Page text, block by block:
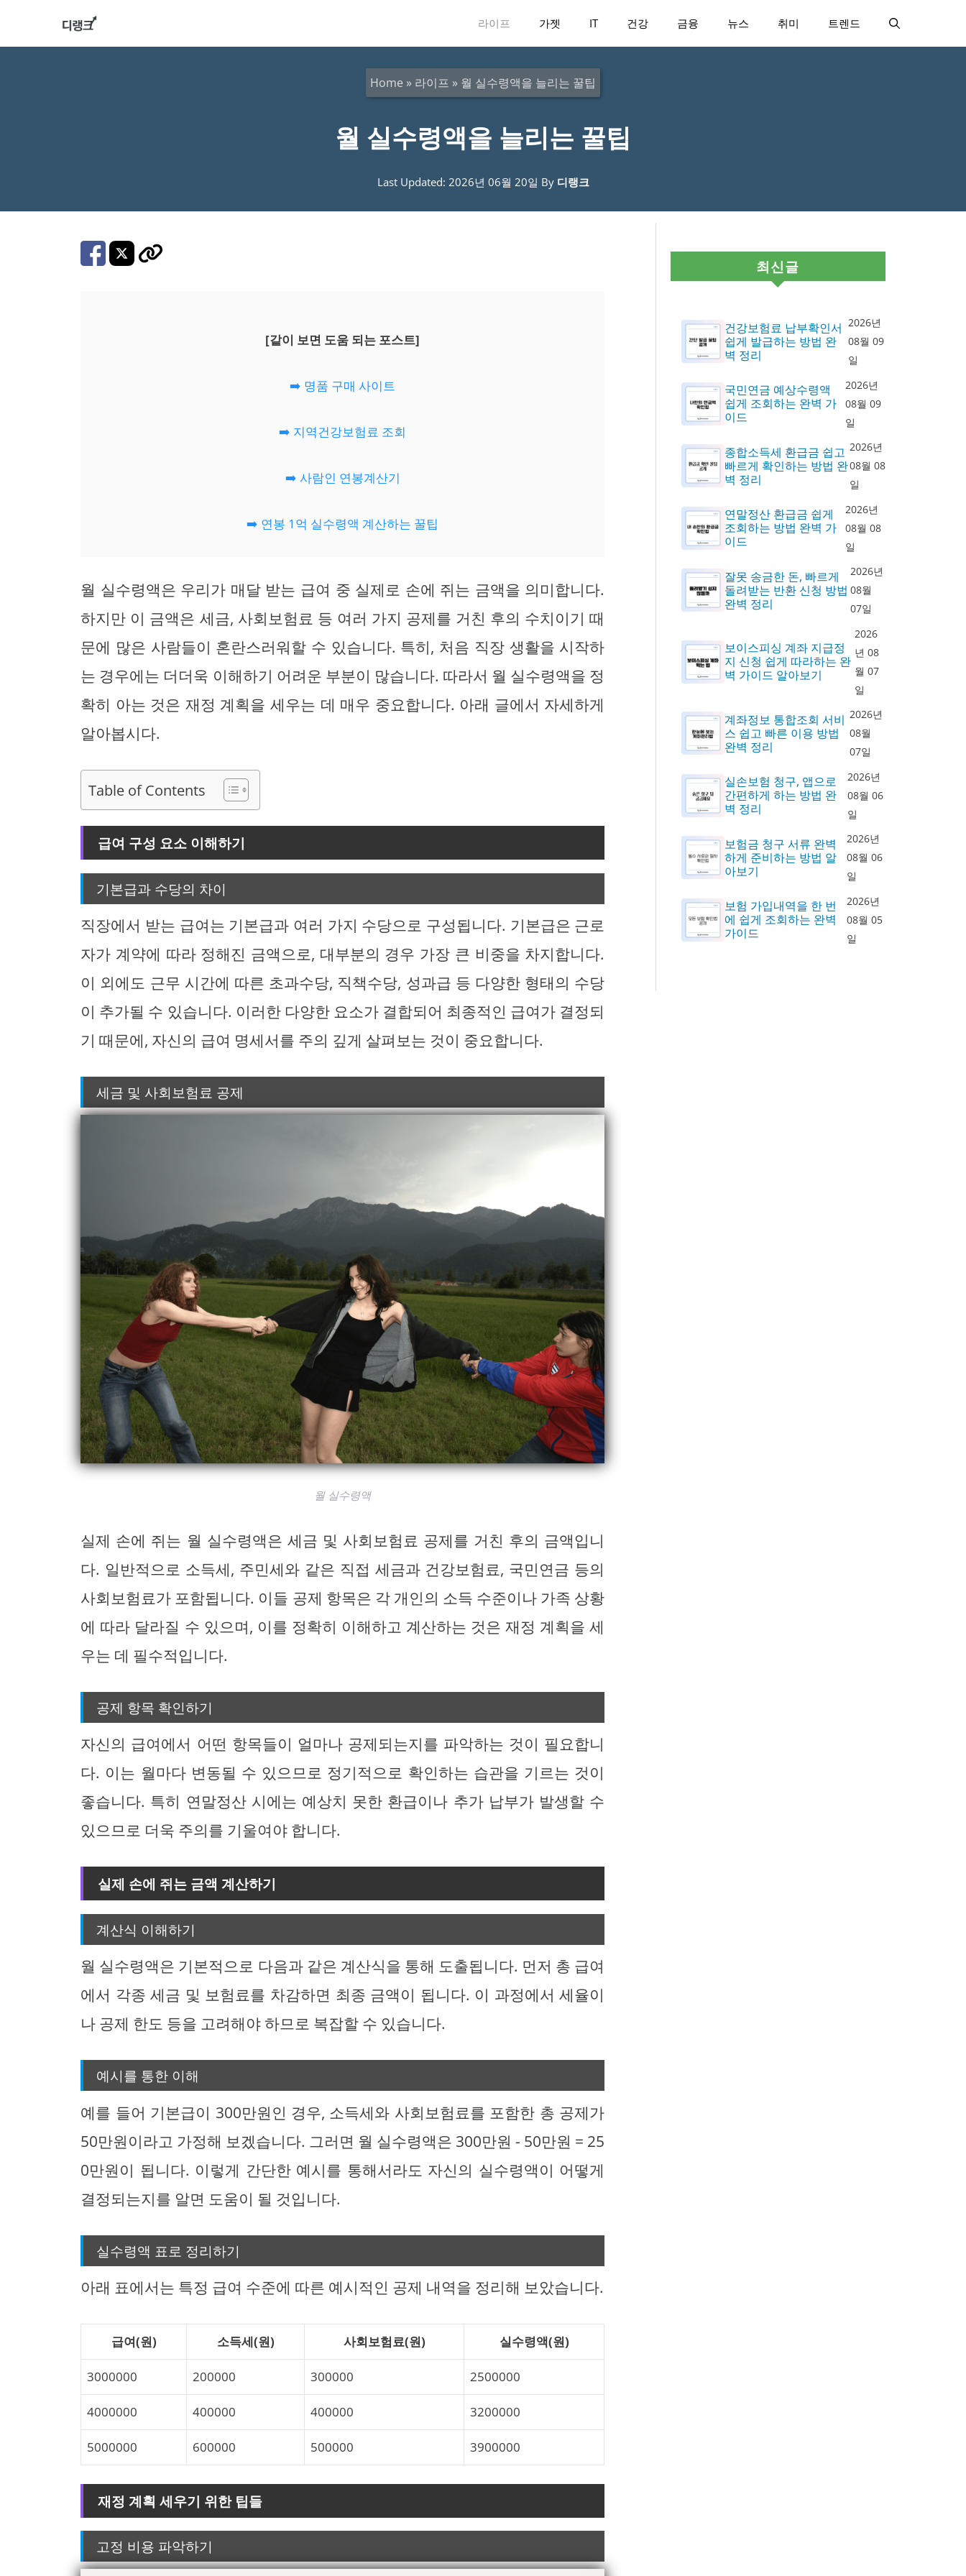
라이프 가젯 IT 건강 금융 뉴스 취미 트렌드
Home » 라이프 » 월 실수령액을 늘리는 꿀팁
월 실수령액을 늘리는 꿀팁
Last Updated: 2026년 06월 20일 By 디랭크
[같이 보면 도움 되는 포스트]
➡️ 명품 구매 사이트
➡️ 지역건강보험료 조회
➡️ 사람인 연봉계산기
➡️ 연봉 1억 실수령액 계산하는 꿀팁
월 실수령액은 우리가 매달 받는 급여 중 실제로 손에 쥐는 금액을 의미합니다.
하지만 이 금액은 세금, 사회보험료 등 여러 가지 공제를 거친 후의 수치이기 때
문에 많은 사람들이 혼란스러워할 수 있습니다. 특히, 처음 직장 생활을 시작하
는 경우에는 더더욱 이해하기 어려운 부분이 많습니다. 따라서 월 실수령액을 정
확히 아는 것은 재정 계획을 세우는 데 매우 중요합니다. 아래 글에서 자세하게
알아봅시다.
Table of Contents
급여 구성 요소 이해하기
기본급과 수당의 차이
직장에서 받는 급여는 기본급과 여러 가지 수당으로 구성됩니다. 기본급은 근로
자가 계약에 따라 정해진 금액으로, 대부분의 경우 가장 큰 비중을 차지합니다.
이 외에도 근무 시간에 따른 초과수당, 직책수당, 성과급 등 다양한 형태의 수당
이 추가될 수 있습니다. 이러한 다양한 요소가 결합되어 최종적인 급여가 결정되
기 때문에, 자신의 급여 명세서를 주의 깊게 살펴보는 것이 중요합니다.
세금 및 사회보험료 공제
월 실수령액
실제 손에 쥐는 월 실수령액은 세금 및 사회보험료 공제를 거친 후의 금액입니
다. 일반적으로 소득세, 주민세와 같은 직접 세금과 건강보험료, 국민연금 등의
사회보험료가 포함됩니다. 이들 공제 항목은 각 개인의 소득 수준이나 가족 상황
에 따라 달라질 수 있으며, 이를 정확히 이해하고 계산하는 것은 재정 계획을 세
우는 데 필수적입니다.
공제 항목 확인하기
자신의 급여에서 어떤 항목들이 얼마나 공제되는지를 파악하는 것이 필요합니
다. 이는 월마다 변동될 수 있으므로 정기적으로 확인하는 습관을 기르는 것이
좋습니다. 특히 연말정산 시에는 예상치 못한 환급이나 추가 납부가 발생할 수
있으므로 더욱 주의를 기울여야 합니다.
실제 손에 쥐는 금액 계산하기
계산식 이해하기
월 실수령액은 기본적으로 다음과 같은 계산식을 통해 도출됩니다. 먼저 총 급여
에서 각종 세금 및 보험료를 차감하면 최종 금액이 됩니다. 이 과정에서 세율이
나 공제 한도 등을 고려해야 하므로 복잡할 수 있습니다.
예시를 통한 이해
예를 들어 기본급이 300만원인 경우, 소득세와 사회보험료를 포함한 총 공제가
50만원이라고 가정해 보겠습니다. 그러면 월 실수령액은 300만원 - 50만원 = 25
0만원이 됩니다. 이렇게 간단한 예시를 통해서라도 자신의 실수령액이 어떻게
결정되는지를 알면 도움이 될 것입니다.
실수령액 표로 정리하기
아래 표에서는 특정 급여 수준에 따른 예시적인 공제 내역을 정리해 보았습니다.
급여(원) 소득세(원) 사회보험료(원) 실수령액(원)
3000000 200000 300000 2500000
4000000 400000 400000 3200000
5000000 600000 500000 3900000
재정 계획 세우기 위한 팁들
고정 비용 파악하기
최신글
건강보험료 납부확인서
쉽게 발급하는 방법 완
벽 정리
2026년
08월 09
일
국민연금 예상수령액
쉽게 조회하는 완벽 가
이드
2026년
08월 09
일
종합소득세 환급금 쉽고
빠르게 확인하는 방법 완
벽 정리
2026년
08월 08
일
연말정산 환급금 쉽게
조회하는 방법 완벽 가
이드
2026년
08월 08
일
잘못 송금한 돈, 빠르게
돌려받는 반환 신청 방법
완벽 정리
2026년
08월
07일
보이스피싱 계좌 지급정
지 신청 쉽게 따라하는 완
벽 가이드 알아보기
2026
년 08
월 07
일
계좌정보 통합조회 서비
스 쉽고 빠른 이용 방법
완벽 정리
2026년
08월
07일
실손보험 청구, 앱으로
간편하게 하는 방법 완
벽 정리
2026년
08월 06
일
보험금 청구 서류 완벽
하게 준비하는 방법 알
아보기
2026년
08월 06
일
보험 가입내역을 한 번
에 쉽게 조회하는 완벽
가이드
2026년
08월 05
일